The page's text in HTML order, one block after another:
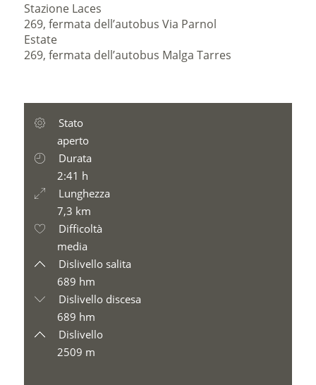
Stazione Laces
269, fermata dell’autobus Via Parnol
Estate
269, fermata dell’autobus Malga Tarres
Stato
aperto
Durata
2:41 h
Lunghezza
7,3 km
Difficoltà
media
Dislivello salita
689 hm
Dislivello discesa
689 hm
Dislivello
2509 m